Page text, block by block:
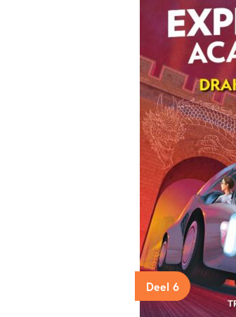
Deel 6